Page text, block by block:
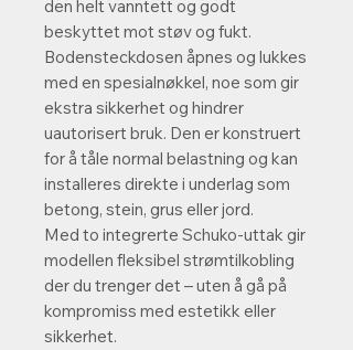
den helt vanntett og godt
beskyttet mot støv og fukt.
Bodensteckdosen åpnes og lukkes
med en spesialnøkkel, noe som gir
ekstra sikkerhet og hindrer
uautorisert bruk. Den er konstruert
for å tåle normal belastning og kan
installeres direkte i underlag som
betong, stein, grus eller jord.
Med to integrerte Schuko-uttak gir
modellen fleksibel strømtilkobling
der du trenger det – uten å gå på
kompromiss med estetikk eller
sikkerhet.